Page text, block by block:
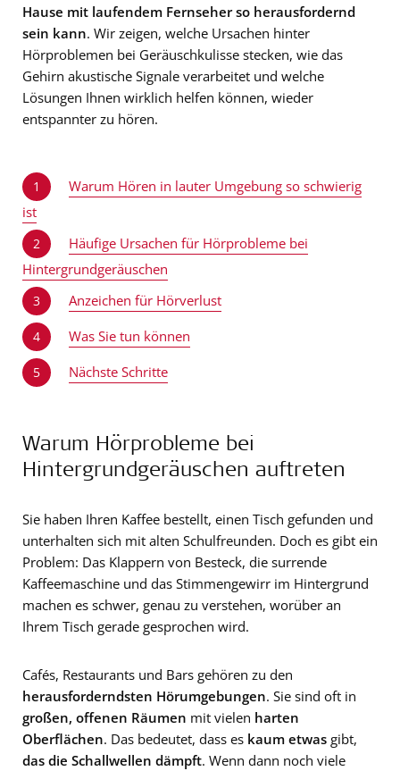
Hause mit laufendem Fernseher so herausfordernd
sein kann. Wir zeigen, welche Ursachen hinter
Hörproblemen bei Geräuschkulisse stecken, wie das
Gehirn akustische Signale verarbeitet und welche
Lösungen Ihnen wirklich helfen können, wieder
entspannter zu hören.
1
Warum Hören in lauter Umgebung so schwierig
ist
2
Häufige Ursachen für Hörprobleme bei
Hintergrundgeräuschen
3 Anzeichen für Hörverlust
4 Was Sie tun können
5 Nächste Schritte
Warum Hörprobleme bei
Hintergrundgeräuschen auftreten
Sie haben Ihren Kaffee bestellt, einen Tisch gefunden und
unterhalten sich mit alten Schulfreunden. Doch es gibt ein
Problem: Das Klappern von Besteck, die surrende
Kaffeemaschine und das Stimmengewirr im Hintergrund
machen es schwer, genau zu verstehen, worüber an
Ihrem Tisch gerade gesprochen wird.
Cafés, Restaurants und Bars gehören zu den
herausforderndsten Hörumgebungen. Sie sind oft in
großen, offenen Räumen mit vielen harten
Oberflächen. Das bedeutet, dass es kaum etwas gibt,
das die Schallwellen dämpft. Wenn dann noch viele